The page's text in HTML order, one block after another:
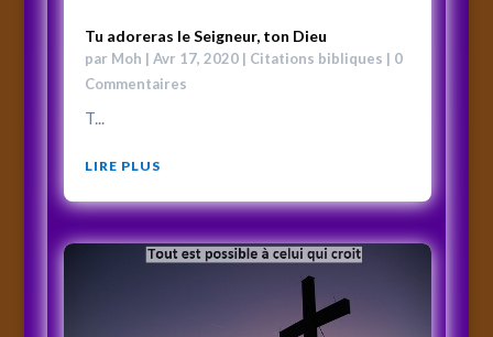
Tu adoreras le Seigneur, ton Dieu
par Moh | Avr 17, 2020| Citations bibliques | 0
Commentaires
T...
LIRE PLUS